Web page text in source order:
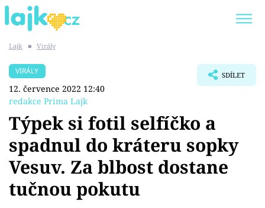
SHOPAHOLICADEL
Témata
Showbyznys
Lajk ■ Virály
VIRÁLY
12. července 2022 12:40
redakce Prima Lajk
SDÍLET
Týpek si fotil selfíčko a
spadnul do kráteru sopky
Vesuv. Za blbost dostane
tučnou pokutu